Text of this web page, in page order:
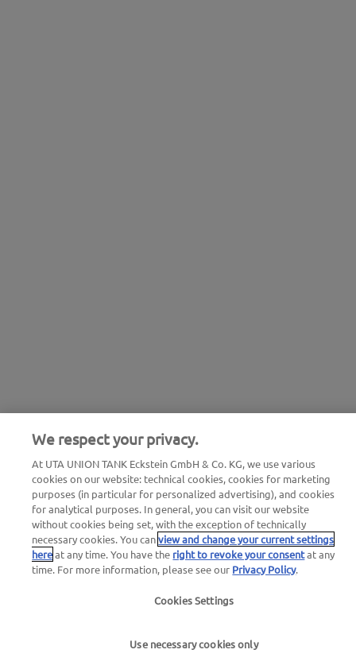
We respect your privacy.
At UTA UNION TANK Eckstein GmbH & Co. KG, we use various
cookies on our website: technical cookies, cookies for marketing
purposes (in particular for personalized advertising), and cookies
for analytical purposes. In general, you can visit our website
without cookies being set, with the exception of technically
necessary cookies. You canview and change your current settings
hereat any time. You have the right to revoke your consentat any
time. For more information, please see our Privacy Policy.
Cookies Settings
Use necessary cookies only